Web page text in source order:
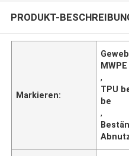
PRODUKT-
Markieren:
MWPE
,
TPU
be
,